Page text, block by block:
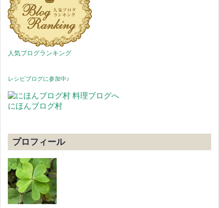
人気ブログランキング
レシピブログに参加中♪
にほんブログ村
プロフィール